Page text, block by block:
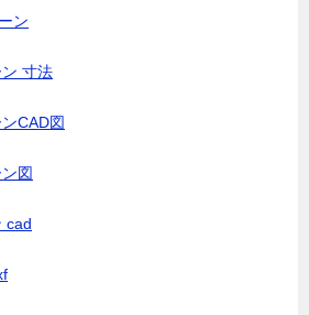
ン
寸法
CAD図
図
cad